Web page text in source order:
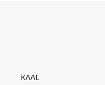
KAAL